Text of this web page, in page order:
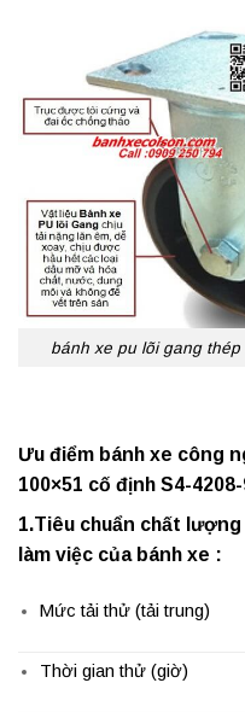
bánh xe pu lõi gang
Ưu điểm bánh xe công
100×51 cố định S4-
1.Tiêu chuẩn chất
làm việc của bánh xe :
Mức tải thử (tải trung)
Thời gian thử (giờ)